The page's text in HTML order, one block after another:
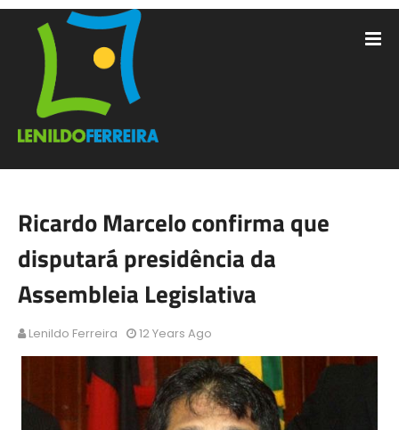
Ricardo Marcelo confirma que
disputará presidência da
Assembleia Legislativa
Lenildo Ferreira 12 Years Ago